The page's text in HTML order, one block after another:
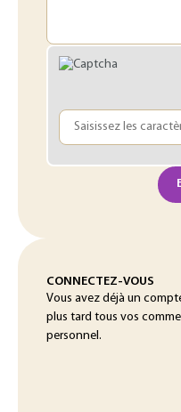
CONNECTEZ-VOUS
Vous avez déjà un
plus tard tous vos
personnel.